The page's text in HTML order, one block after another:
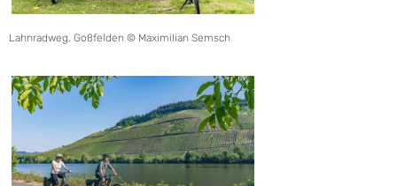
Lahnradweg, Goßfelden © Maximilian Semsch